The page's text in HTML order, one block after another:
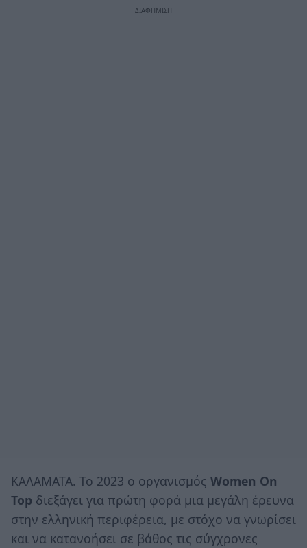
KAΛΑΜΑΤΑ. To 2023 ο οργανισμός Women On
Top διεξάγει για πρώτη φορά μια μεγάλη έρευνα
στην ελληνική περιφέρεια, με στόχο να γνωρίσει
και να κατανοήσει σε βάθος τις σύγχρονες